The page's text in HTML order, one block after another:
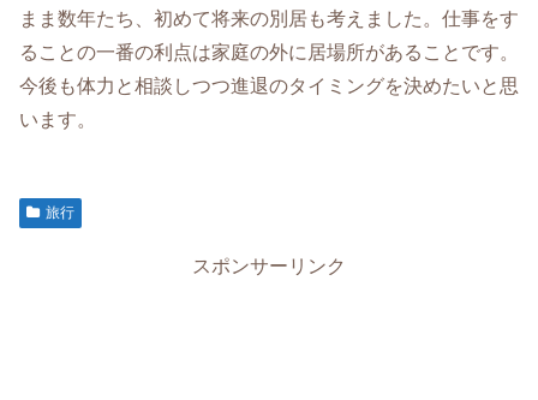
まま数年たち、初めて将来の別居も考えました。仕事をす
ることの一番の利点は家庭の外に居場所があることです。
今後も体力と相談しつつ進退のタイミングを決めたいと思
います。
旅行
スポンサーリンク